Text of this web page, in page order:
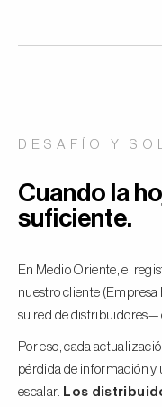
DESAFÍO Y
Cuando la
suficiente.
En Medio Oriente, el
nuestro cliente
su red de distribuidores—
Por eso, cada
pérdida de información y
escalar. Los